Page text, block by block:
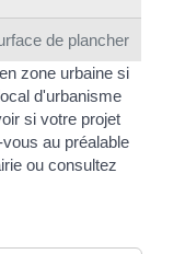
de plancher
zone urbaine si
d'urbanisme
si votre projet
au préalable
ou consultez